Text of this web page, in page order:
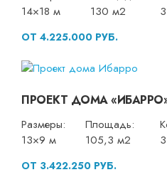
14×18 м
130 м2
3
ОТ 4.225.000 РУБ.
ПРОЕКТ ДОМА
Размеры:
13×9 м
Площадь:
105,3 м2
3
ОТ 3.422.250 РУБ.